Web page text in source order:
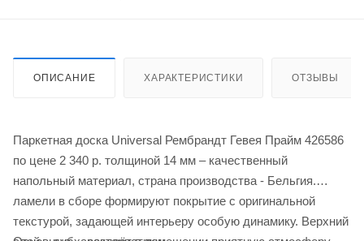
ОПИСАНИЕ ХАРАКТЕРИСТИКИ ОТЗЫВЫ
Паркетная доска Universal Рембрандт Гевея Прайм 426586
по цене 2 340 р. толщиной 14 мм – качественный
напольный материал, страна производства - Бельгия.
ламели в сборе формируют покрытие с оригинальной
текстурой, задающей интерьеру особую динамику. Верхний